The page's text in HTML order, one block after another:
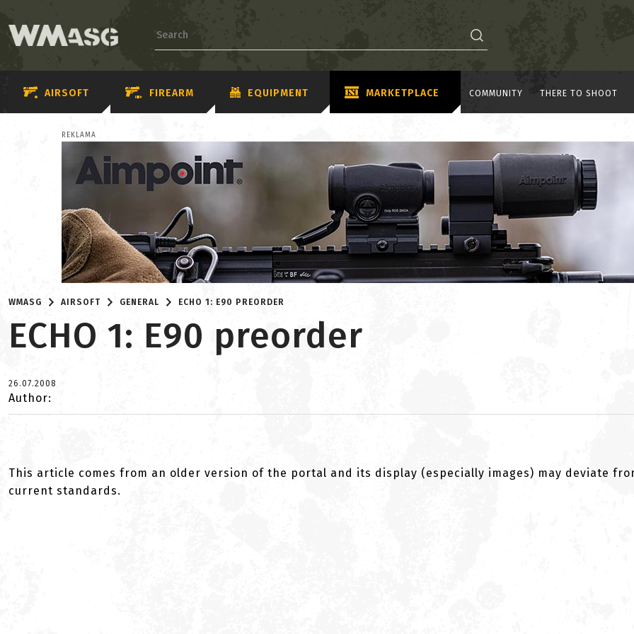
AIRSOFT FIREARM EQUIPMENT MARKETPLACE COMMUNITY THERE TO SHOOT
REKLAMA
WMASG AIRSOFT GENERAL ECHO 1: E90 PREORDER
ECHO 1: E90 preorder
26.07.2008
Author:
This article comes from an older version of the portal and its display (especially images) may deviate
current standards.